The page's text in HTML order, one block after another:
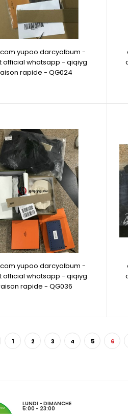
yupoo darcyalbum -
official whatsapp - qiqiyg
rapide - QG024
yupoo darcyalbum -
official whatsapp - qiqiyg
rapide - QG036
1 2 3 4 5 6
LUNDI - DIMANCHE
5:00 - 23:00